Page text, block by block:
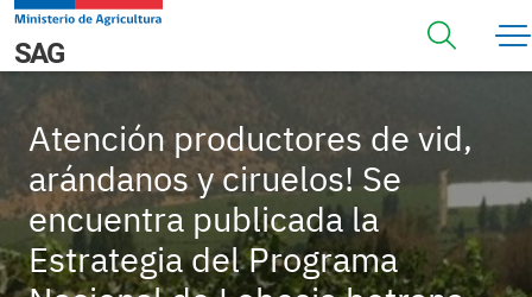
Pasar al contenido principal
Navegación principal
SAG
Atención productores de vid,
arándanos y ciruelos! Se
encuentra publicada la
Estrategia del Programa